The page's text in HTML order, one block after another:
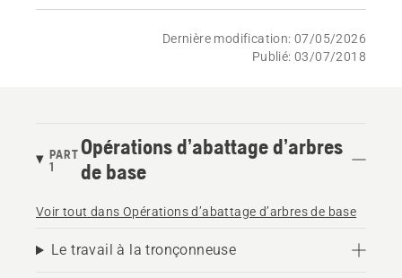
Dernière modification: 07/05/2026
Publié: 03/07/2018
PART
1
Opérations d’abattage d’arbres
de base
Voir tout dans Opérations d’abattage d’arbres de base
Le travail à la tronçonneuse